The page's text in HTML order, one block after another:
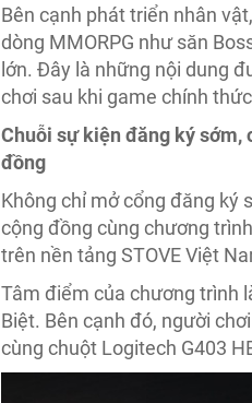
Bên cạnh phát triển nhân
dòng MMORPG như săn
lớn. Đây là những nội dung
chơi sau khi game chính
Chuỗi sự kiện đăng ký sớm,
đồng
Không chỉ mở cổng đăng ký
cộng đồng cùng chương
trên nền tảng STOVE Việt
Tâm điểm của chương trình
Biệt. Bên cạnh đó, người
cùng chuột Logitech G403